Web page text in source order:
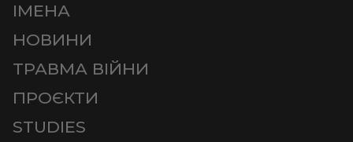
ІМЕНА
НОВИНИ
ТРАВМА ВІЙНИ
ПРОЄКТИ
STUDIES